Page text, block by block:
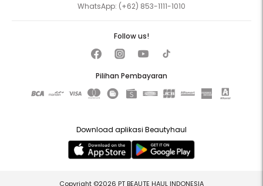
WhatsApp: (+62) 853-1111-1010
Pilihan Pembayaran
Follow us!
Download aplikasi Beautyhaul
Copyright ©2026 PT BEAUTE HAUL INDONESIA